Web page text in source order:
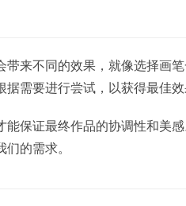
来不同的效果，就像选择画
需要进行尝试，以获得最佳效
保证最终作品的协调性和美
的需求。